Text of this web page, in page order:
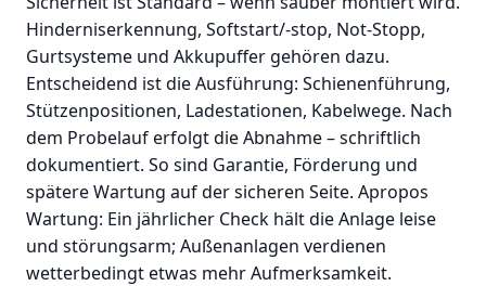
Hinderniserkennung, Softstart/-stop, Not-Stopp,
Gurtsysteme und Akkupuffer gehören dazu.
Entscheidend ist die Ausführung: Schienenführung,
Stützenpositionen, Ladestationen, Kabelwege. Nach
dem Probelauf erfolgt die Abnahme – schriftlich
dokumentiert. So sind Garantie, Förderung und
spätere Wartung auf der sicheren Seite. Apropos
Wartung: Ein jährlicher Check hält die Anlage leise
und störungsarm; Außenanlagen verdienen
wetterbedingt etwas mehr Aufmerksamkeit.